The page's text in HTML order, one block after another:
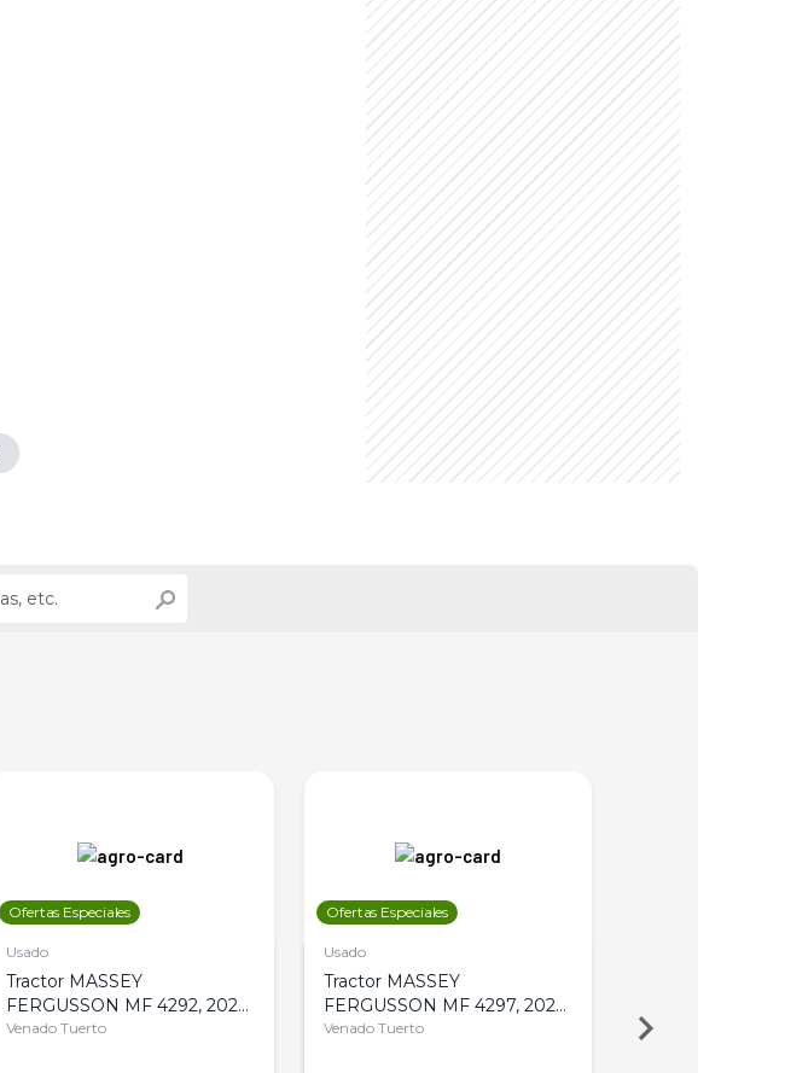
Ofertas Especiales
Usado
Tractor MASSEY
FERGUSSON MF 4292, 2020,
4WD, PATON
Venado Tuerto
Ofertas Especiales
Usado
Tractor MASSEY
FERGUSSON MF 4297, 2020,
4WD, PATON
Venado Tuerto Venado Tuerto